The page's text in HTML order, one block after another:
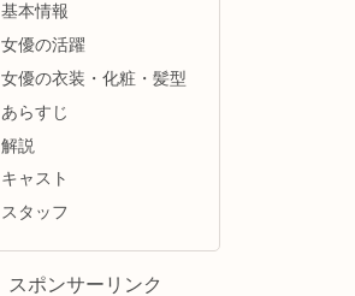
基本情報
女優の活躍
女優の衣装・化粧・髪型
あらすじ
解説
キャスト
スタッフ
スポンサーリンク